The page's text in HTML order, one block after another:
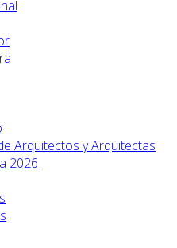
Arquitectos y Arquitectas
2026